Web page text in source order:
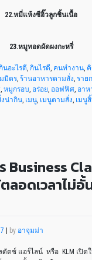
22.หมี่แห้งซีอิ๊วลูกชิ้นเนื้อ
23.หมูทอดผัดผงกะหรี่
นอะไรดี กินไรดี คนทำงาน
มิตร ร้านอาหารตามสั่ง ราย
หมูกรอบ อร่อย ออฟฟิศ อาห
น่ากิน เมนู เมนูตามสั่ง เมนู
Business
ลอดเวลาไม่
| by อาจุมม่า
ตช์ แอร์ไลน์ หรือ KLM เปิด